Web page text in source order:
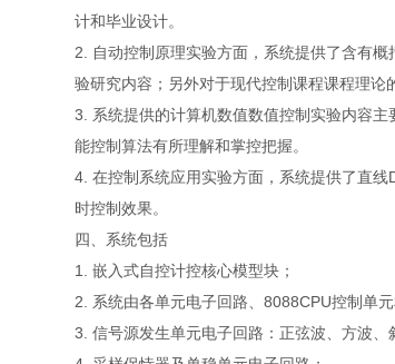
计和毕业设计。
2. 自动控制原理实验方面，系统提供了含有
验研究内容；另外对于现代控制课程课程理论
3. 系统提供的计算机数值数值控制实验内容
能控制算法有所理解和掌控把握。
4. 在控制系统应用实验方面，系统提供了直
时控制效果。
四、系统包括
1. 嵌入式自控计控核心模型块；
2. 系统由各单元电子回路、8088CPU控制单
3. 信号源发生单元电子回路：正弦波、方波